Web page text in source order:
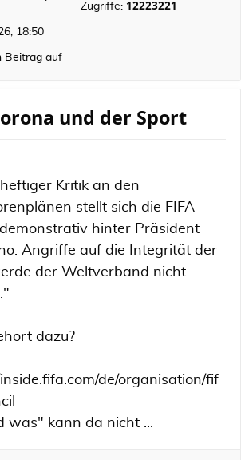
Zugriffe: 12223221
18:50
Beitrag auf
und der Sport
Kritik an den
stellt sich die FIFA-
hinter Präsident
Angriffe auf die Integrität der
der Weltverband nicht
dazu?
de/organisation/fif
was" kann da nicht ...